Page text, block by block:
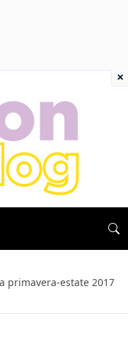
primavera-estate 2017
×